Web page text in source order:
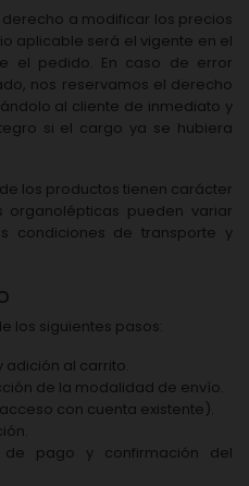
derecho a modificar los precios
aplicable será el vigente en el
el pedido. En caso de error
nos reservamos el derecho
al cliente de inmediato y
si el cargo ya se hubiera
los productos tienen carácter
organolépticas pueden variar
condiciones de transporte y
los siguientes pasos:
adición al carrito.
de la modalidad de envío.
con cuenta existente).
pago y confirmación del